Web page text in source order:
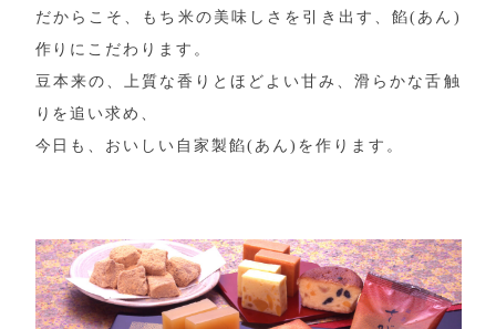
だからこそ、もち米の美味しさを引き出す、餡(あん)
作りにこだわります。
豆本来の、上質な香りとほどよい甘み、滑らかな舌触
りを追い求め、
今日も、おいしい自家製餡(あん)を作ります。